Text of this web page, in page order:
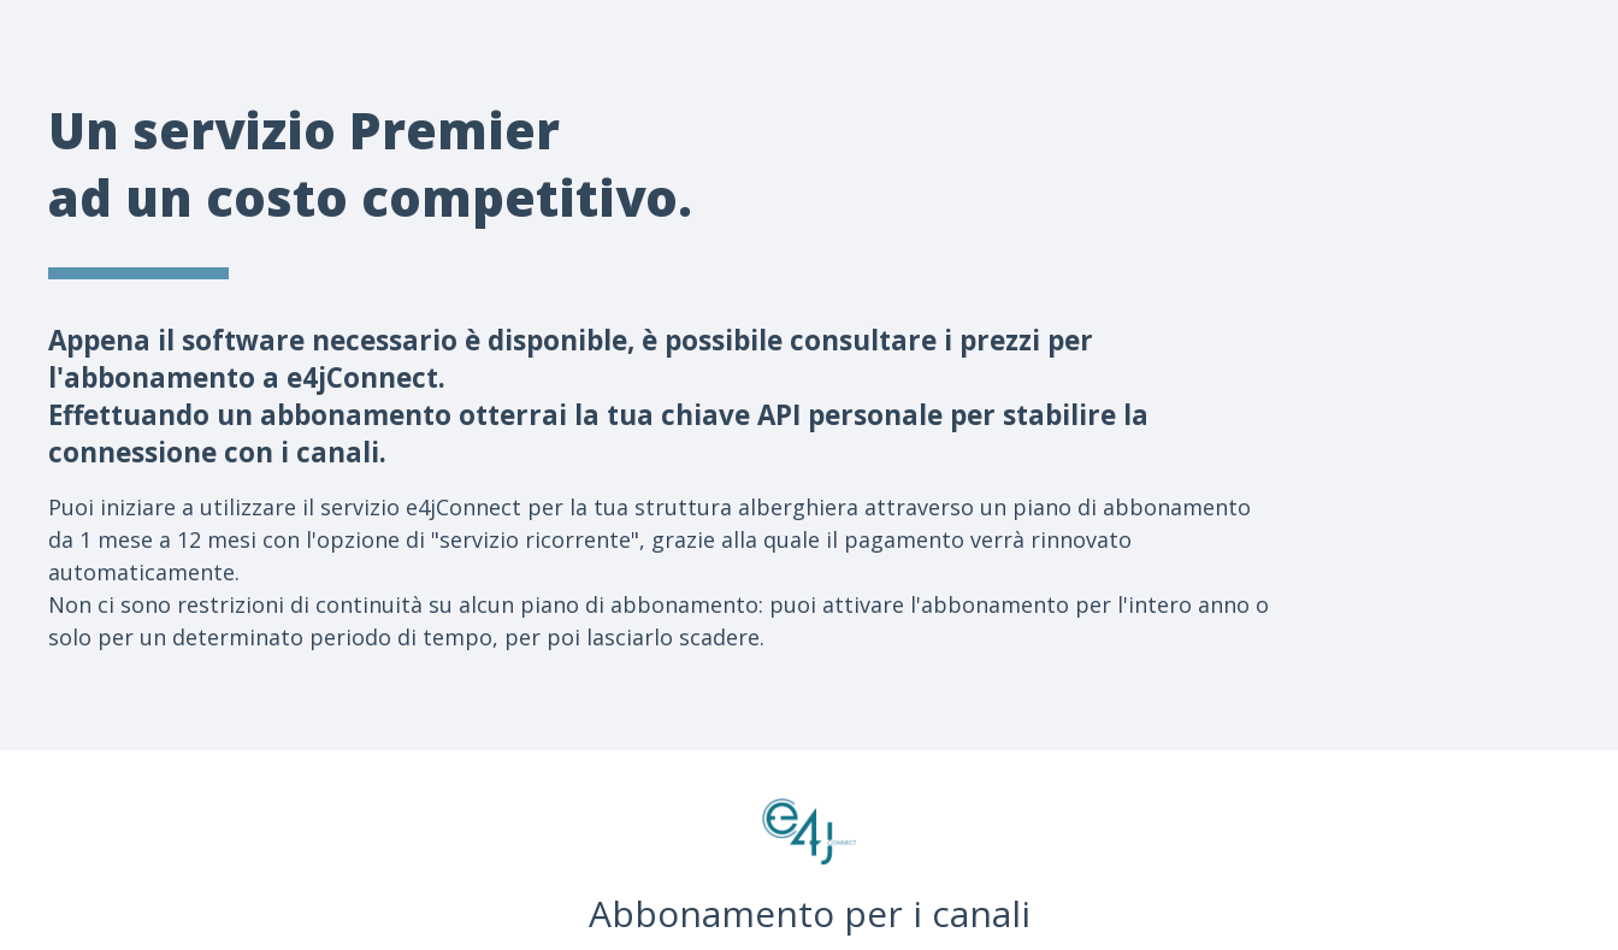
Un servizio Premier
ad un costo competitivo.
Appena il software necessario è disponible, è possibile consultare i prezzi per
l'abbonamento a e4jConnect.
Effettuando un abbonamento otterrai la tua chiave API personale per stabilire la
connessione con i canali.
Puoi iniziare a utilizzare il servizio e4jConnect per la tua struttura alberghiera attraverso un piano di abbonamento
da 1 mese a 12 mesi con l'opzione di "servizio ricorrente", grazie alla quale il pagamento verrà rinnovato
automaticamente.
Non ci sono restrizioni di continuità su alcun piano di abbonamento: puoi attivare l'abbonamento per l'intero anno o
solo per un determinato periodo di tempo, per poi lasciarlo scadere.
Abbonamento per i canali